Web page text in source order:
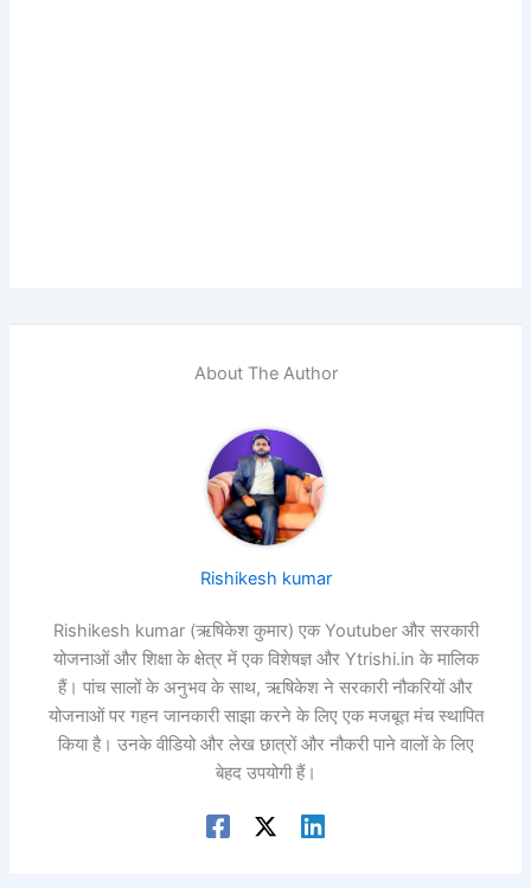
About The Author
Rishikesh kumar
Rishikesh kumar (ऋषिकेश कुमार) एक Youtuber और सरकारी
योजनाओं और शिक्षा के क्षेत्र में एक विशेषज्ञ और Ytrishi.in के मालिक
हैं। पांच सालों के अनुभव के साथ, ऋषिकेश ने सरकारी नौकरियों और
योजनाओं पर गहन जानकारी साझा करने के लिए एक मजबूत मंच स्थापित
किया है। उनके वीडियो और लेख छात्रों और नौकरी पाने वालों के लिए
बेहद उपयोगी हैं।